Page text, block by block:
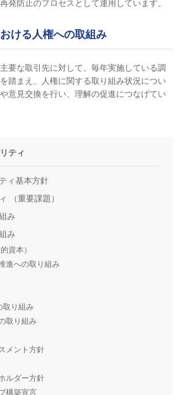
発防止のプロセスとして運用しています。
ける人権への取組み
要な取引先に対して、毎年実施している調
踏まえ、人権に関する取り組み状況につい
意見交換を行い、理解の促進につなげてい
ティ
ィ基本方針
（重要課題）
み
み
資本）
進への取り組み
取り組み
取り組み
メント方針
ルダー方針
構築宣言